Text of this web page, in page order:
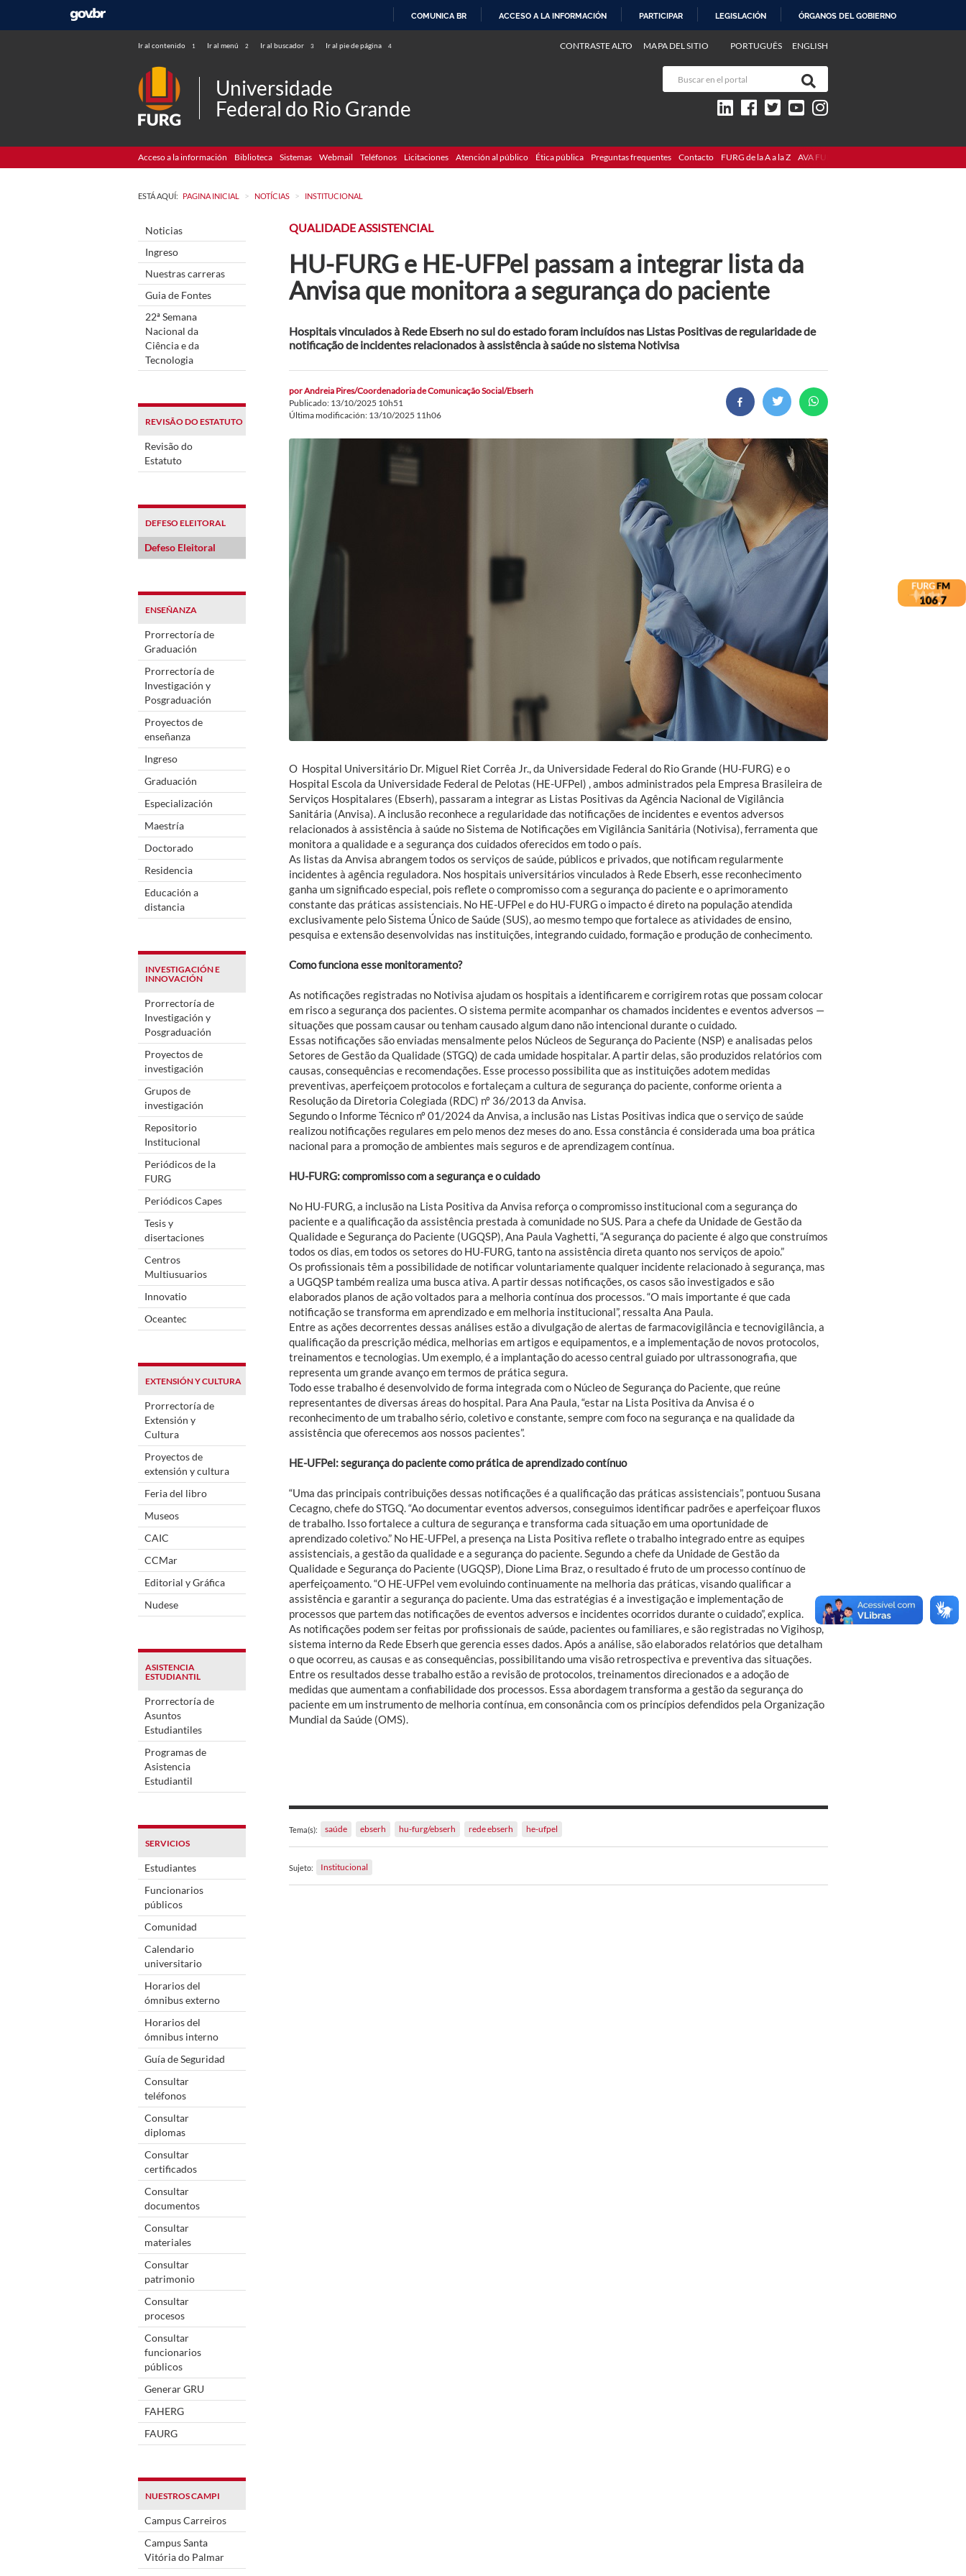
COMUNICA BR ACCESO A LA INFORMACIÓN PARTICIPAR LEGISLACIÓN ÓRGANOS DEL GOBIERNO
Ir al contenido 1 Ir al menú 2 Ir al buscador 3 Ir al pie de página 4 PORTUGUÊS ENGLISH
CONTRASTE ALTO MAPA DEL SITIO
Universidade
Federal do Rio Grande
Acceso a la información Biblioteca Sistemas Webmail Teléfonos Licitaciones Atención al público Ética pública Preguntas frequentes Contacto FURG de la A a la Z AVA FURG
ESTÁ AQUÍ: PAGINA INICIAL > NOTÍCIAS > INSTITUCIONAL
Noticias
Ingreso
Nuestras carreras
Guia de Fontes
22ª Semana
Nacional da
Ciência e da
Tecnologia
REVISÃO DO ESTATUTO
Revisão do
Estatuto
DEFESO ELEITORAL
Defeso Eleitoral
ENSEÑANZA
Prorrectoría de
Graduación
Prorrectoría de
Investigación y
Posgraduación
Proyectos de
enseñanza
Ingreso
Graduación
Especialización
Maestría
Doctorado
Residencia
Educación a
distancia
INVESTIGACIÓN E
INNOVACIÓN
Prorrectoría de
Investigación y
Posgraduación
Proyectos de
investigación
Grupos de
investigación
Repositorio
Institucional
Periódicos de la
FURG
Periódicos Capes
Tesis y
disertaciones
Centros
Multiusuarios
Innovatio
Oceantec
EXTENSIÓN Y CULTURA
Prorrectoría de
Extensión y
Cultura
Proyectos de
extensión y cultura
Feria del libro
Museos
CAIC
CCMar
Editorial y Gráfica
Nudese
ASISTENCIA
ESTUDIANTIL
Prorrectoría de
Asuntos
Estudiantiles
Programas de
Asistencia
Estudiantil
SERVICIOS
Estudiantes
Funcionarios
públicos
Comunidad
Calendario
universitario
Horarios del
ómnibus externo
Horarios del
ómnibus interno
Guía de Seguridad
Consultar
teléfonos
Consultar
diplomas
Consultar
certificados
Consultar
documentos
Consultar
materiales
Consultar
patrimonio
Consultar
procesos
Consultar
funcionarios
públicos
Generar GRU
FAHERG
FAURG
NUESTROS CAMPI
Campus Carreiros
Campus Santa
Vitória do Palmar
QUALIDADE ASSISTENCIAL
HU-FURG e HE-UFPel passam a integrar lista da
Anvisa que monitora a segurança do paciente
Hospitais vinculados à Rede Ebserh no sul do estado foram incluídos nas Listas Positivas de regularidade de
notificação de incidentes relacionados à assistência à saúde no sistema Notivisa
porAndreia Pires/Coordenadoria de Comunicação Social/Ebserh
Publicado: 13/10/2025 10h51
Última modificación: 13/10/2025 11h06
O Hospital Universitário Dr. Miguel Riet Corrêa Jr., da Universidade Federal do Rio Grande (HU-FURG) e o
Hospital Escola da Universidade Federal de Pelotas (HE-UFPel) , ambos administrados pela Empresa Brasileira de
Serviços Hospitalares (Ebserh), passaram a integrar as Listas Positivas da Agência Nacional de Vigilância
Sanitária (Anvisa). A inclusão reconhece a regularidade das notificações de incidentes e eventos adversos
relacionados à assistência à saúde no Sistema de Notificações em Vigilância Sanitária (Notivisa), ferramenta que
monitora a qualidade e a segurança dos cuidados oferecidos em todo o país.
As listas da Anvisa abrangem todos os serviços de saúde, públicos e privados, que notificam regularmente
incidentes à agência reguladora. Nos hospitais universitários vinculados à Rede Ebserh, esse reconhecimento
ganha um significado especial, pois reflete o compromisso com a segurança do paciente e o aprimoramento
constante das práticas assistenciais. No HE-UFPel e do HU-FURG o impacto é direto na população atendida
exclusivamente pelo Sistema Único de Saúde (SUS), ao mesmo tempo que fortalece as atividades de ensino,
pesquisa e extensão desenvolvidas nas instituições, integrando cuidado, formação e produção de conhecimento.
Como funciona esse monitoramento?
As notificações registradas no Notivisa ajudam os hospitais a identificarem e corrigirem rotas que possam colocar
em risco a segurança dos pacientes. O sistema permite acompanhar os chamados incidentes e eventos adversos —
situações que possam causar ou tenham causado algum dano não intencional durante o cuidado.
Essas notificações são enviadas mensalmente pelos Núcleos de Segurança do Paciente (NSP) e analisadas pelos
Setores de Gestão da Qualidade (STGQ) de cada umidade hospitalar. A partir delas, são produzidos relatórios com
causas, consequências e recomendações. Esse processo possibilita que as instituições adotem medidas
preventivas, aperfeiçoem protocolos e fortaleçam a cultura de segurança do paciente, conforme orienta a
Resolução da Diretoria Colegiada (RDC) nº 36/2013 da Anvisa.
Segundo o Informe Técnico nº 01/2024 da Anvisa, a inclusão nas Listas Positivas indica que o serviço de saúde
realizou notificações regulares em pelo menos dez meses do ano. Essa constância é considerada uma boa prática
nacional para a promoção de ambientes mais seguros e de aprendizagem contínua.
HU-FURG: compromisso com a segurança e o cuidado
No HU-FURG, a inclusão na Lista Positiva da Anvisa reforça o compromisso institucional com a segurança do
paciente e a qualificação da assistência prestada à comunidade no SUS. Para a chefe da Unidade de Gestão da
Qualidade e Segurança do Paciente (UGQSP), Ana Paula Vaghetti, “A segurança do paciente é algo que construímos
todos os dias, em todos os setores do HU-FURG, tanto na assistência direta quanto nos serviços de apoio.”
Os profissionais têm a possibilidade de notificar voluntariamente qualquer incidente relacionado à segurança, mas
a UGQSP também realiza uma busca ativa. A partir dessas notificações, os casos são investigados e são
elaborados planos de ação voltados para a melhoria contínua dos processos. “O mais importante é que cada
notificação se transforma em aprendizado e em melhoria institucional”, ressalta Ana Paula.
Entre as ações decorrentes dessas análises estão a divulgação de alertas de farmacovigilância e tecnovigilância, a
qualificação da prescrição médica, melhorias em artigos e equipamentos, e a implementação de novos protocolos,
treinamentos e tecnologias. Um exemplo, é a implantação do acesso central guiado por ultrassonografia, que
representa um grande avanço em termos de prática segura.
Todo esse trabalho é desenvolvido de forma integrada com o Núcleo de Segurança do Paciente, que reúne
representantes de diversas áreas do hospital. Para Ana Paula, “estar na Lista Positiva da Anvisa é o
reconhecimento de um trabalho sério, coletivo e constante, sempre com foco na segurança e na qualidade da
assistência que oferecemos aos nossos pacientes”.
HE-UFPel: segurança do paciente como prática de aprendizado contínuo
“Uma das principais contribuições dessas notificações é a qualificação das práticas assistenciais”, pontuou Susana
Cecagno, chefe do STGQ. “Ao documentar eventos adversos, conseguimos identificar padrões e aperfeiçoar fluxos
de trabalho. Isso fortalece a cultura de segurança e transforma cada situação em uma oportunidade de
aprendizado coletivo.” No HE-UFPel, a presença na Lista Positiva reflete o trabalho integrado entre as equipes
assistenciais, a gestão da qualidade e a segurança do paciente. Segundo a chefe da Unidade de Gestão da
Qualidade e Segurança do Paciente (UGQSP), Dione Lima Braz, o resultado é fruto de um processo contínuo de
aperfeiçoamento. “O HE-UFPel vem evoluindo continuamente na melhoria das práticas, visando qualificar a
assistência e garantir a segurança do paciente. Uma das estratégias é a investigação e implementação de
processos que partem das notificações de eventos adversos e incidentes ocorridos durante o cuidado”, explica.
As notificações podem ser feitas por profissionais de saúde, pacientes ou familiares, e são registradas no Vigihosp,
sistema interno da Rede Ebserh que gerencia esses dados. Após a análise, são elaborados relatórios que detalham
o que ocorreu, as causas e as consequências, possibilitando uma visão retrospectiva e preventiva das situações.
Entre os resultados desse trabalho estão a revisão de protocolos, treinamentos direcionados e a adoção de
medidas que aumentam a confiabilidade dos processos. Essa abordagem transforma a gestão da segurança do
paciente em um instrumento de melhoria contínua, em consonância com os princípios defendidos pela Organização
Mundial da Saúde (OMS).
Tema(s): saúde ebserh hu-furg/ebserh rede ebserh he-ufpel
Sujeto: Institucional